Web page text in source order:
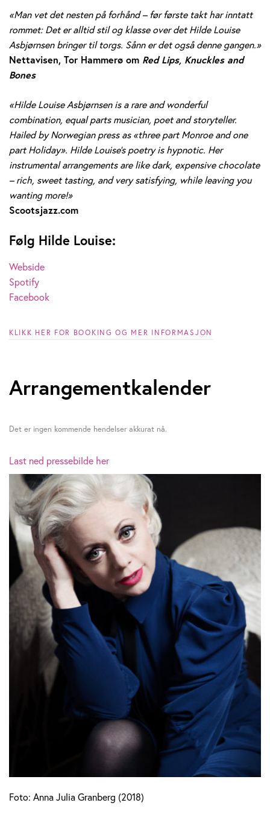
«Man vet det nesten på forhånd – før første takt har inntatt
rommet: Det er alltid stil og klasse over det Hilde Louise
Asbjørnsen bringer til torgs. Sånn er det også denne gangen.»
Nettavisen, Tor Hammerø om Red Lips, Knuckles and
Bones
«Hilde Louise Asbjørnsen is a rare and wonderful
combination, equal parts musician, poet and storyteller.
Hailed by Norwegian press as «three part Monroe and one
part Holiday». Hilde Louise’s poetry is hypnotic. Her
instrumental arrangements are like dark, expensive chocolate
– rich, sweet tasting, and very satisfying, while leaving you
wanting more!»
Scootsjazz.com
Følg Hilde Louise:
Webside
Spotify
Facebook
KLIKK HER FOR BOOKING OG MER INFORMASJON
Arrangementkalender
Det er ingen kommende hendelser akkurat nå.
Last ned pressebilde her
Foto: Anna Julia Granberg (2018)